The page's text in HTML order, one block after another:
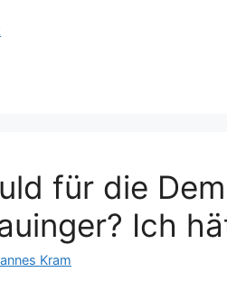
für die
Ich
Kram